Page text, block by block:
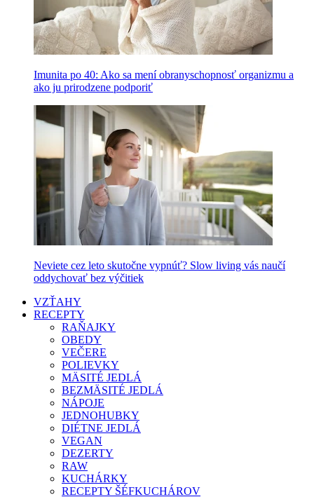
Imunita po 40: Ako sa mení obranyschopnosť organizmu a
ako ju prirodzene podporiť
Neviete cez leto skutočne vypnúť? Slow living vás naučí
oddychovať bez výčitiek
VZŤAHY
RECEPTY
RAŇAJKY
OBEDY
VEČERE
POLIEVKY
MÄSITÉ JEDLÁ
BEZMÄSITÉ JEDLÁ
NÁPOJE
JEDNOHUBKY
DIÉTNE JEDLÁ
VEGAN
DEZERTY
RAW
KUCHÁRKY
RECEPTY ŠÉFKUCHÁROV